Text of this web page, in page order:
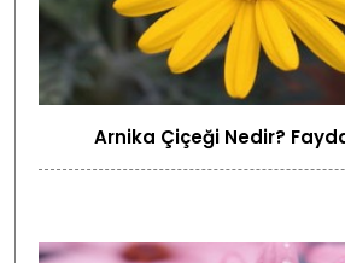
Arnika Çiçeği Nedir?